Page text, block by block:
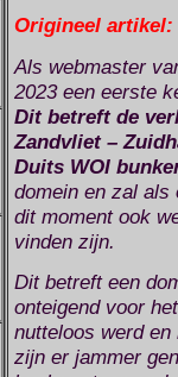
Origineel artikel:
Als webmaster
2023 een eerste
Dit betreft de
Zandvliet –
Duits WOI
domein en zal als
dit moment ook
vinden zijn.
Dit betreft een
onteigend voor
nutteloos werd
zijn er jammer